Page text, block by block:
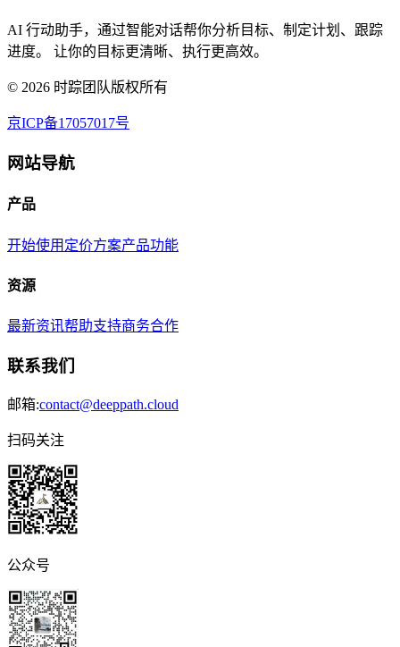
AI 行动助手，通过智能对话帮你分析目标、制定计划、跟踪
进度。 让你的目标更清晰、执行更高效。
© 2026 时踪团队版权所有
京ICP备17057017号
网站导航
产品
开始使用 定价方案产品功能
资源
最新资讯帮助支持商务合作
联系我们
邮箱:contact@deeppath.cloud
扫码关注
公众号